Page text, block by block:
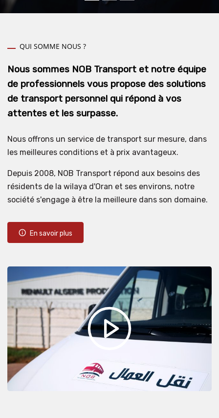
QUI SOMME NOUS ?
Nous sommes NOB Transport et notre équipe
de professionnels vous propose des solutions
de transport personnel qui répond à vos
attentes et les surpasse.
Nous offrons un service de transport sur mesure, dans
les meilleures conditions et à prix avantageux.
Depuis 2008, NOB Transport répond aux besoins des
résidents de la wilaya d'Oran et ses environs, notre
société s'engage à être la meilleure dans son domaine.
En savoir plus